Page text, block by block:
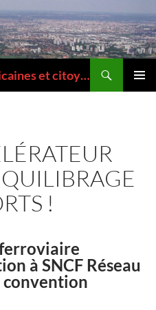
Élues communistes républicaines et citoyennes de la Métropole de Lyon
!
à SNCF Réseau